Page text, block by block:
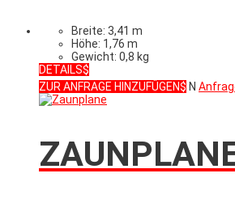
Breite: 3,41 m
Höhe: 1,76 m
Gewicht: 0,8 kg
DETAILS
ZUR ANFRAGE HINZUFÜGEN
N